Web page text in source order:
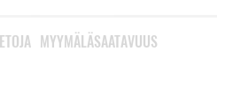
MYYMÄLÄSAATAVUUS